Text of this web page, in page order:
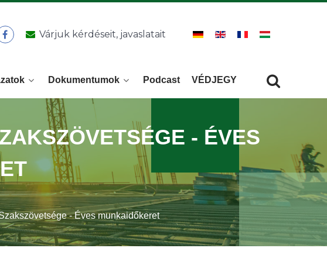
Várjuk kérdéseit, javaslatait
Dokumentumok Podcast VÉDJEGY
- Éves munkaidőkeret
- ÉVES